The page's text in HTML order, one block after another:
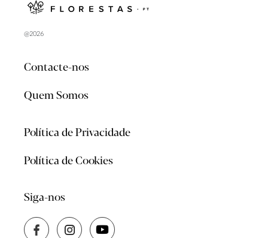
@2026
Contacte-nos
Quem Somos
Política de Privacidade
Política de Cookies
Siga-nos